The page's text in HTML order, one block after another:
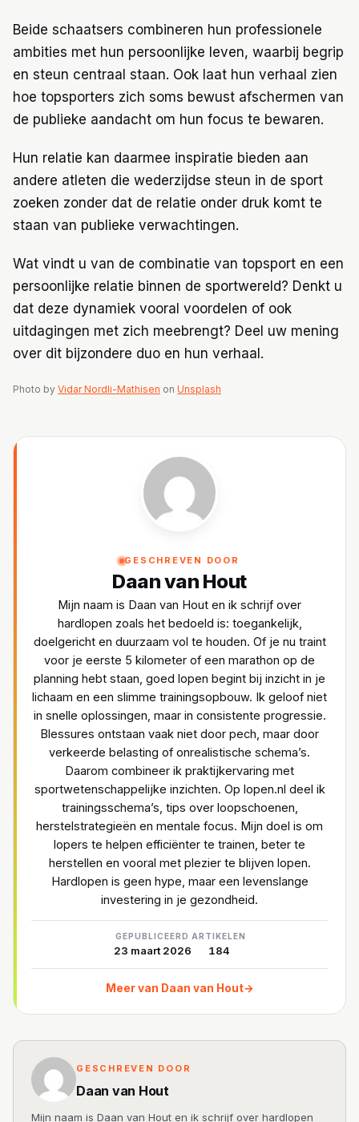
Beide schaatsers combineren hun professionele
ambities met hun persoonlijke leven, waarbij begrip
en steun centraal staan. Ook laat hun verhaal zien
hoe topsporters zich soms bewust afschermen van
de publieke aandacht om hun focus te bewaren.
Hun relatie kan daarmee inspiratie bieden aan
andere atleten die wederzijdse steun in de sport
zoeken zonder dat de relatie onder druk komt te
staan van publieke verwachtingen.
Wat vindt u van de combinatie van topsport en een
persoonlijke relatie binnen de sportwereld? Denkt u
dat deze dynamiek vooral voordelen of ook
uitdagingen met zich meebrengt? Deel uw mening
over dit bijzondere duo en hun verhaal.
Photo by Vidar Nordli-Mathisen on Unsplash
GESCHREVEN DOOR
Daan van Hout
Mijn naam is Daan van Hout en ik schrijf over
hardlopen zoals het bedoeld is: toegankelijk,
doelgericht en duurzaam vol te houden. Of je nu traint
voor je eerste 5 kilometer of een marathon op de
planning hebt staan, goed lopen begint bij inzicht in je
lichaam en een slimme trainingsopbouw. Ik geloof niet
in snelle oplossingen, maar in consistente progressie.
Blessures ontstaan vaak niet door pech, maar door
verkeerde belasting of onrealistische schema’s.
Daarom combineer ik praktijkervaring met
sportwetenschappelijke inzichten. Op lopen.nl deel ik
trainingsschema’s, tips over loopschoenen,
herstelstrategieën en mentale focus. Mijn doel is om
lopers te helpen efficiënter te trainen, beter te
herstellen en vooral met plezier te blijven lopen.
Hardlopen is geen hype, maar een levenslange
investering in je gezondheid.
GEPUBLICEERD
23 maart 2026
ARTIKELEN
184
Meer van Daan van Hout→
GESCHREVEN DOOR
Daan van Hout
Mijn naam is Daan van Hout en ik schrijf over hardlopen